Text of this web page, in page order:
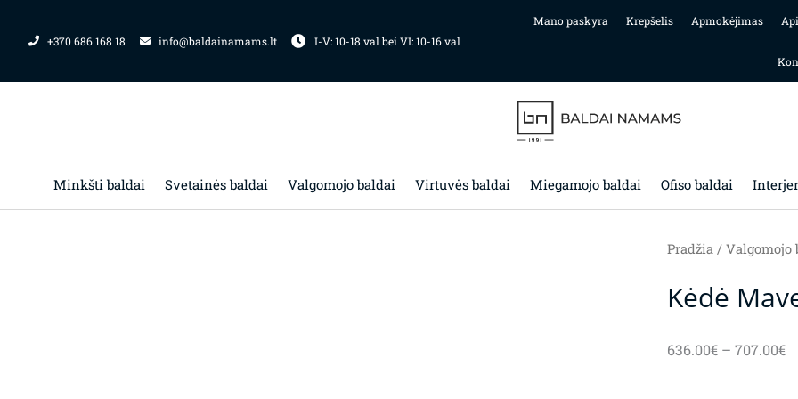
+370 686 168 18 info@baldainamams.lt I-V: 10-18 val bei VI: 10-16 val
Mano paskyra Krepšelis Apmokėjimas
Minkšti baldai Svetainės baldai Valgomojo baldai Virtuvės baldai Miegamojo baldai Ofiso baldai
Pradžia/ Valgomojo
Kėdė
636.00€ – 707.00€